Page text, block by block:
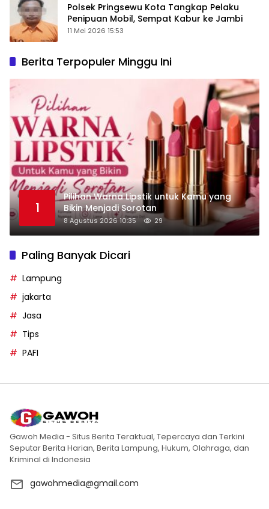
Polsek Pringsewu Kota Tangkap Pelaku
Penipuan Mobil, Sempat Kabur ke Jambi
11 Mei 2026 15:53
Berita Terpopuler Minggu Ini
1
Pilihan Warna Lipstik untuk Kamu yang
Bikin Menjadi Sorotan
8 Agustus 2026 10:35 29
Paling Banyak Dicari
Lampung
jakarta
Jasa
Tips
PAFI
Gawoh Media - Situs Berita Teraktual, Tepercaya dan Terkini
Seputar Berita Harian, Berita Lampung, Hukum, Olahraga, dan
Kriminal di Indonesia
gawohmedia@gmail.com